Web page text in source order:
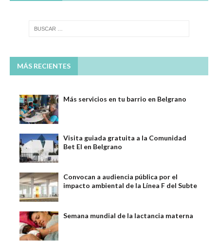
MÁS RECIENTES
Más servicios en tu barrio en Belgrano
Visita guiada gratuita a la Comunidad
Bet El en Belgrano
Convocan a audiencia pública por el
impacto ambiental de la Línea F del Subte
Semana mundial de la lactancia materna